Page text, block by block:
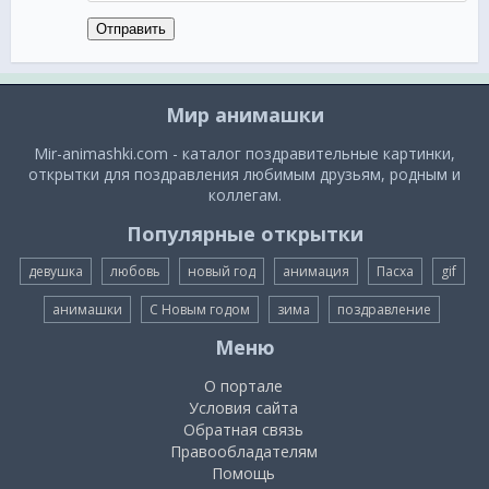
Отправить
Мир анимашки
Mir-animashki.com - каталог поздравительные картинки,
открытки для поздравления любимым друзьям, родным и
коллегам.
Популярные открытки
девушка любовь новый год анимация Пасха gif
анимашки С Новым годом зима поздравление
Меню
О портале
Условия сайта
Обратная связь
Правообладателям
Помощь